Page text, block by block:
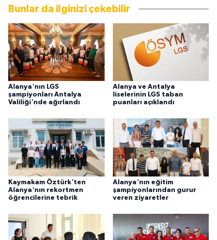
Bunlar da ilginizi çekebilir
Alanya'nın LGS
şampiyonları Antalya
Valiliği'nde ağırlandı
Alanya ve Antalya
liselerinin LGS taban
puanları açıklandı
Kaymakam Öztürk'ten
Alanya'nın rekortmen
öğrencilerine tebrik
Alanya'nın eğitim
şampiyonlarından gurur
veren ziyaretler